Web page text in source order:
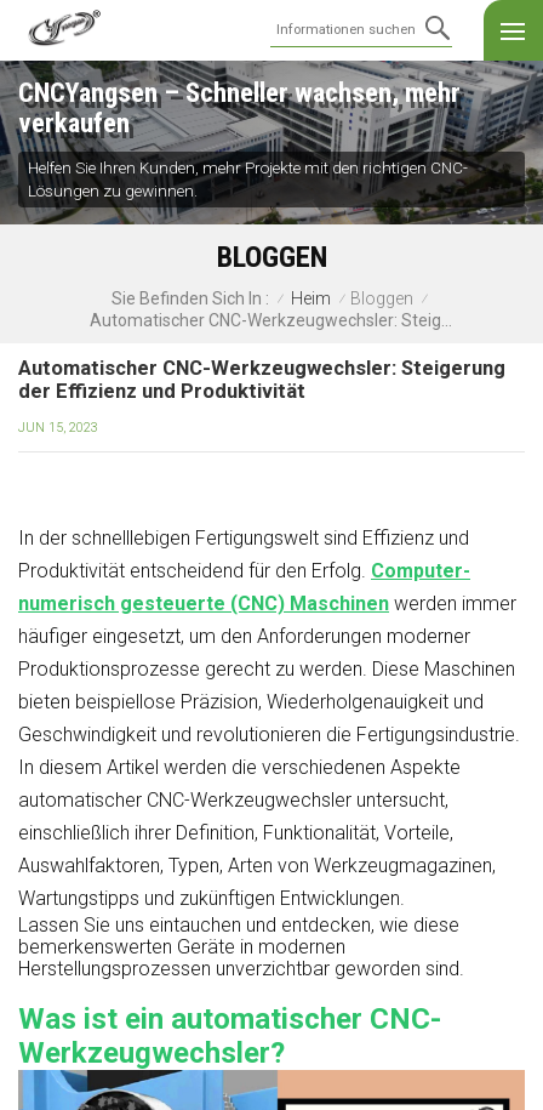
CNCYangsen – Schneller wachsen, mehr
verkaufen
Helfen Sie Ihren Kunden, mehr Projekte mit den richtigen CNC-
Lösungen zu gewinnen.
BLOGGEN
Sie Befinden Sich In : / Heim / Bloggen /
Automatischer CNC-Werkzeugwechsler: Steigerung
der Effizienz und Produktivität
JUN 15, 2023
In der schnelllebigen Fertigungswelt sind Effizienz und
Produktivität entscheidend für den Erfolg. Computer-
numerisch gesteuerte (CNC) Maschinen werden immer
häufiger eingesetzt, um den Anforderungen moderner
Produktionsprozesse gerecht zu werden. Diese Maschinen
bieten beispiellose Präzision, Wiederholgenauigkeit und
Geschwindigkeit und revolutionieren die Fertigungsindustrie.
In diesem Artikel werden die verschiedenen Aspekte
automatischer CNC-Werkzeugwechsler untersucht,
einschließlich ihrer Definition, Funktionalität, Vorteile,
Auswahlfaktoren, Typen, Arten von Werkzeugmagazinen,
Wartungstipps und zukünftigen Entwicklungen.
Lassen Sie uns eintauchen und entdecken, wie diese
bemerkenswerten Geräte in modernen
Herstellungsprozessen unverzichtbar geworden sind.
Was ist ein automatischer CNC-
Werkzeugwechsler?